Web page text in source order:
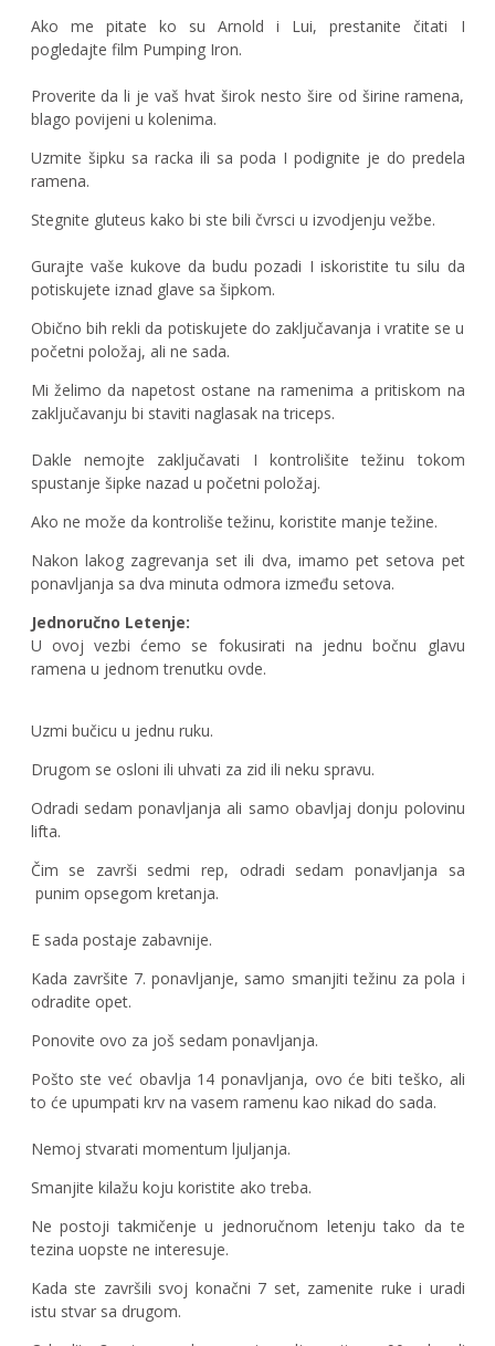
Ako me pitate ko su Arnold i Lui, prestanite čitati I
pogledajte film Pumping Iron.
Proverite da li je vaš hvat širok nesto šire od širine ramena,
blago povijeni u kolenima.
Uzmite šipku sa racka ili sa poda I podignite je do predela
ramena.
Stegnite gluteus kako bi ste bili čvrsci u izvodjenju vežbe.
Gurajte vaše kukove da budu pozadi I iskoristite tu silu da
potiskujete iznad glave sa šipkom.
Obično bih rekli da potiskujete do zaključavanja i vratite se u
početni položaj, ali ne sada.
Mi želimo da napetost ostane na ramenima a pritiskom na
zaključavanju bi staviti naglasak na triceps.
Dakle nemojte zaključavati I kontrolišite težinu tokom
spustanje šipke nazad u početni položaj.
Ako ne može da kontroliše težinu, koristite manje težine.
Nakon lakog zagrevanja set ili dva, imamo pet setova pet
ponavljanja sa dva minuta odmora između setova.
Jednoručno Letenje:
U ovoj vezbi ćemo se fokusirati na jednu bočnu glavu
ramena u jednom trenutku ovde.
Uzmi bučicu u jednu ruku.
Drugom se osloni ili uhvati za zid ili neku spravu.
Odradi sedam ponavljanja ali samo obavljaj donju polovinu
lifta.
Čim se završi sedmi rep, odradi sedam ponavljanja sa
punim opsegom kretanja.
E sada postaje zabavnije.
Kada završite 7. ponavljanje, samo smanjiti težinu za pola i
odradite opet.
Ponovite ovo za još sedam ponavljanja.
Pošto ste već obavlja 14 ponavljanja, ovo će biti teško, ali
to će upumpati krv na vasem ramenu kao nikad do sada.
Nemoj stvarati momentum ljuljanja.
Smanjite kilažu koju koristite ako treba.
Ne postoji takmičenje u jednoručnom letenju tako da te
tezina uopste ne interesuje.
Kada ste završili svoj konačni 7 set, zamenite ruke i uradi
istu stvar sa drugom.